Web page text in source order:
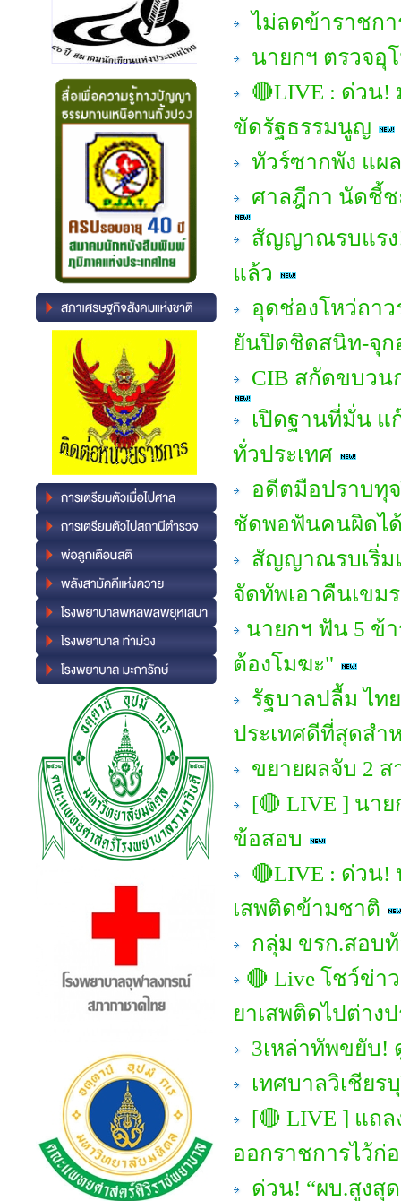
ไม่ลดข้าราชก
นายกฯ ตรวจอุ
🔴LIVE : ด่วน!
ขัดรัฐธรรมนูญ
ทัวร์ซากพัง แผ
ศาลฎีกา นัดชี้ช
สัญญาณรบแรง
แล้ว
อุดช่องโหว่ถาว
ยันปิดชิดสนิท-จุก
CIB สกัดขบวน
เปิดฐานที่มั่น แ
ทั่วประเทศ
อดีตมือปราบทุ
ชัดพอฟันคนผิดไ
สัญญาณรบเริ่ม
จัดทัพเอาคืนเขมร
นายกฯ ฟัน 5 ข้
ต้องโมฆะ"
รัฐบาลปลื้ม ไท
ประเทศดีที่สุดสำ
ขยายผลจับ 2
[🔴 LIVE ] นา
ข้อสอบ
🔴LIVE : ด่วน!
เสพติดข้ามชาติ
กลุ่ม ขรก.สอบ
🔴 Live โชว์ข่า
ยาเสพติดไปต่างป
3เหล่าทัพขยับ!
เทศบาลวิเชียร
[🔴 LIVE ] แถ
ออกราชการไว้ก่
ด่วน! “ผบ.สูงสุ